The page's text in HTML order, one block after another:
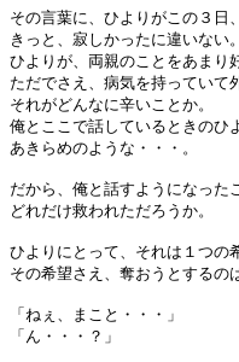
その言葉に、ひよりがこの３日
きっと、寂しかったに違いない
ひよりが、両親のことをあまり
ただでさえ、病気を持っていて
それがどんなに辛いことか。
俺とここで話しているときのひ
あきらめのような・・・。
だから、俺と話すようになった
どれだけ救われただろうか。
ひよりにとって、それは１つの
その希望さえ、奪おうとするの
「ねぇ、まこと・・・」
「ん・・・？」